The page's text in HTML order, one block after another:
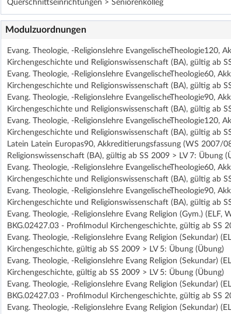
Querschnittseinrichtungen > Seniorenkolleg
Modulzuordnungen
Evang. Theologie, -Religionslehre
Kirchengeschichte und Religionswissenschaft (BA), gültig ab
Evang. Theologie, -Religionslehre EvangelischeTheologie60,
Kirchengeschichte und Religionswissenschaft (BA), gültig ab
Evang. Theologie, -Religionslehre EvangelischeTheologie90,
Kirchengeschichte und Religionswissenschaft (BA), gültig ab
Evang. Theologie, -Religionslehre
Kirchengeschichte und Religionswissenschaft (BA), gültig ab
Latein Latein Europas90, Akkreditierungsfassung (WS 2007/
Religionswissenschaft (BA), gültig ab SS 2009 > LV 7: Übung
Evang. Theologie, -Religionslehre EvangelischeTheologie60,
Kirchengeschichte und Religionswissenschaft (BA), gültig ab
Evang. Theologie, -Religionslehre EvangelischeTheologie90,
Kirchengeschichte und Religionswissenschaft (BA), gültig ab
Evang. Theologie, -Religionslehre Evang Religion (Gym.)
BKG.02427.03 - Profilmodul Kirchengeschichte, gültig ab SS
Evang. Theologie, -Religionslehre Evang Religion (Sekundar)
Kirchengeschichte, gültig ab SS 2009 > LV 5: Übung (Übung)
Evang. Theologie, -Religionslehre Evang Religion (Sekundar)
Kirchengeschichte, gültig ab SS 2009 > LV 5: Übung (Übung)
Evang. Theologie, -Religionslehre Evang Religion (Sekundar)
BKG.02427.03 - Profilmodul Kirchengeschichte, gültig ab SS
Evang. Theologie, -Religionslehre Evang Religion (Sekundar)